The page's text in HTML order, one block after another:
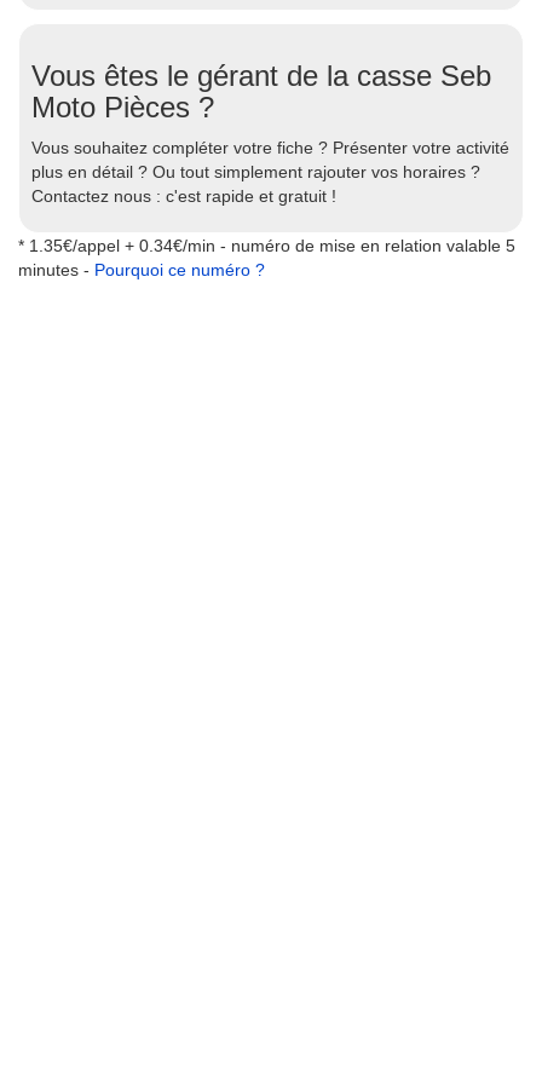
Vous êtes le gérant de la casse Seb
Moto Pièces ?
Vous souhaitez compléter votre fiche ? Présenter votre activité
plus en détail ? Ou tout simplement rajouter vos horaires ?
Contactez nous : c'est rapide et gratuit !
* 1.35€/appel + 0.34€/min - numéro de mise en relation valable 5
minutes - Pourquoi ce numéro ?